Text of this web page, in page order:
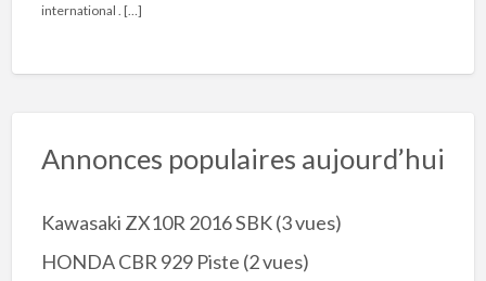
international . […]
Annonces populaires aujourd’hui
Kawasaki ZX10R 2016 SBK(3 vues)
HONDA CBR 929 Piste (2 vues)